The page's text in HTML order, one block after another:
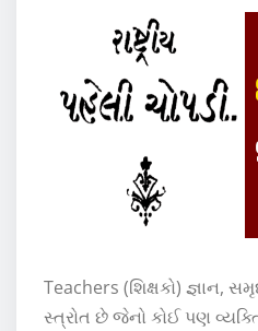
Teachers (શિક્ષકો) જ્ઞાન,
સ્ત્રોત છે જેનો કોઈ પણ